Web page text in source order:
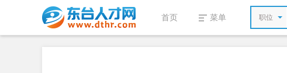
首页 菜单 职位